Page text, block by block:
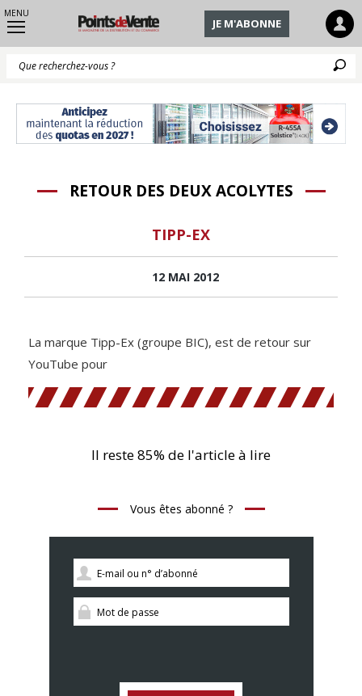
MENU
JE M'ABONNE
RETOUR DES DEUX ACOLYTES
TIPP-EX
12 MAI 2012
La marque Tipp-Ex (groupe BIC), est de retour sur
YouTube pour
Il reste 85% de l'article à lire
Vous êtes abonné ?